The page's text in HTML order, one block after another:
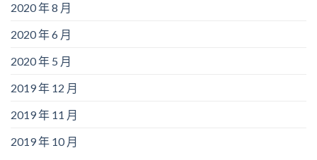
2020 年 8 月
2020 年 6 月
2020 年 5 月
2019 年 12 月
2019 年 11 月
2019 年 10 月